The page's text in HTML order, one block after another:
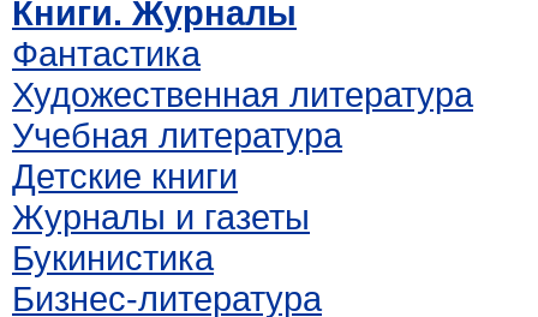
Книги. Журналы
Фантастика
Художественная литература
Учебная литература
Детские книги
Журналы и газеты
Букинистика
Бизнес-литература